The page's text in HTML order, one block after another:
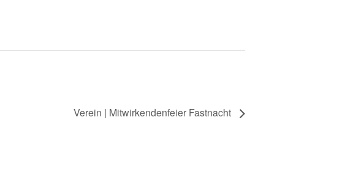
Verein | Mitwirkendenfeier Fastnacht